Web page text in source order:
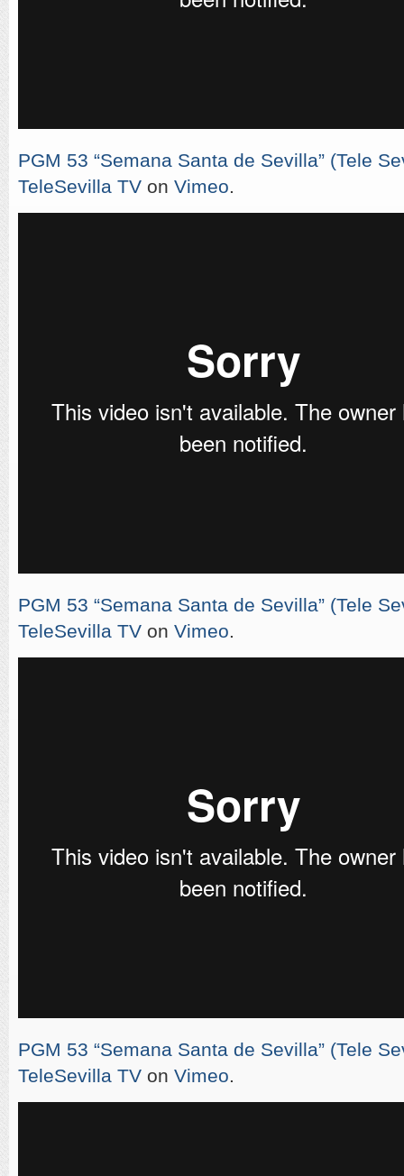
PGM 53 “Semana Santa de Sevilla” (Tele
TeleSevilla TV on Vimeo.
PGM 53 “Semana Santa de Sevilla” (Tele
TeleSevilla TV on Vimeo.
PGM 53 “Semana Santa de Sevilla” (Tele
TeleSevilla TV on Vimeo.